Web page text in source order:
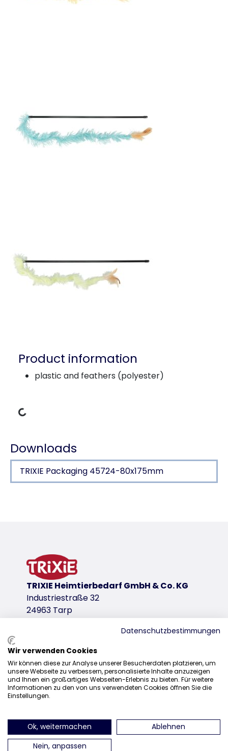
Product information
plastic and feathers (polyester)
Loading Data
Downloads
TRIXIE Packaging 45724-80x175mm
product variant
product variant: unique product number
Measurements
48 cm
Colour
various
download links
TRIXIE Packaging 45724-80x175mm
TRIXIE Heimtierbedarf GmbH & Co. KG
Industriestraße 32
24963 Tarp
Sales
0207 1542940
sales@trixieuk.uk
find us on Instagram
find us on Facebook
find us on Pinterest
find us on
Datenschutzbestimmungen
Wir verwenden Cookies
Wir können diese zur Analyse unserer Besucherdaten platzieren, um
unsere Webseite zu verbessern, personalisierte Inhalte anzuzeigen
und Ihnen ein großartiges Webseiten-Erlebnis zu bieten. Für weitere
Informationen zu den von uns verwendeten Cookies öffnen Sie die
Einstellungen.
Ok, weitermachen
Ablehnen
Nein, anpassen